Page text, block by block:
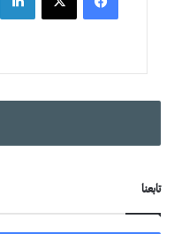
تابعنا